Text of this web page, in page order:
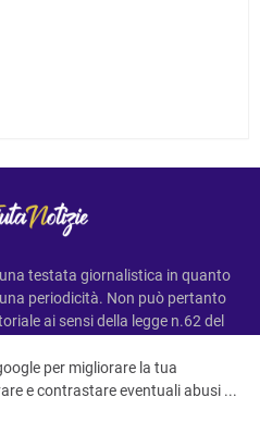
testata giornalistica in quanto
periodicità. Non può pertanto
ai sensi della legge n.62 del
©FiutaNotizie
per migliorare la tua
e contrastare eventuali abusi ...